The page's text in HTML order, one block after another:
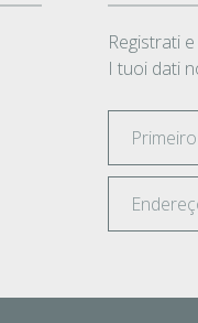
Registrati
I tuoi dati